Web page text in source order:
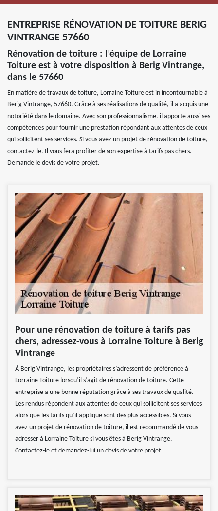
ENTREPRISE RÉNOVATION DE TOITURE BERIG
VINTRANGE 57660
Rénovation de toiture : l’équipe de Lorraine
Toiture est à votre disposition à Berig Vintrange,
dans le 57660
En matière de travaux de toiture, Lorraine Toiture est in incontournable à
Berig Vintrange, 57660. Grâce à ses réalisations de qualité, il a acquis une
notoriété dans le domaine. Avec son professionnalisme, il apporte aussi ses
compétences pour fournir une prestation répondant aux attentes de ceux
qui sollicitent ses services. Si vous avez un projet de rénovation de toiture,
contactez-le. Il vous fera profiter de son expertise à tarifs pas chers.
Demande le devis de votre projet.
Pour une rénovation de toiture à tarifs pas
chers, adressez-vous à Lorraine Toiture à Berig
Vintrange
À Berig Vintrange, les propriétaires s’adressent de préférence à
Lorraine Toiture lorsqu’il s’agit de rénovation de toiture. Cette
entreprise a une bonne réputation grâce à ses travaux de qualité.
Les rendus répondent aux attentes de ceux qui sollicitent ses services
alors que les tarifs qu’il applique sont des plus accessibles. Si vous
avez un projet de rénovation de toiture, il est recommandé de vous
adresser à Lorraine Toiture si vous êtes à Berig Vintrange.
Contactez-le et demandez-lui un devis de votre projet.